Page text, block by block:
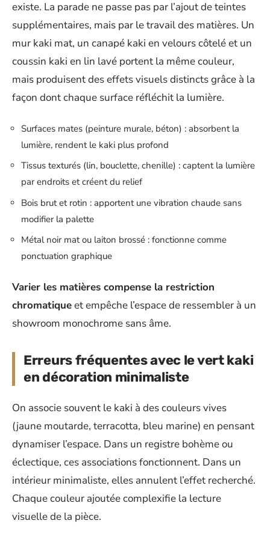
existe. La parade ne passe pas par l’ajout de teintes
supplémentaires, mais par le travail des matières. Un
mur kaki mat, un canapé kaki en velours côtelé et un
coussin kaki en lin lavé portent la même couleur,
mais produisent des effets visuels distincts grâce à la
façon dont chaque surface réfléchit la lumière.
Surfaces mates (peinture murale, béton) : absorbent la
lumière, rendent le kaki plus profond
Tissus texturés (lin, bouclette, chenille) : captent la lumière
par endroits et créent du relief
Bois brut et rotin : apportent une vibration chaude sans
modifier la palette
Métal noir mat ou laiton brossé : fonctionne comme
ponctuation graphique
Varier les matières compense la restriction
chromatiqueet empêche l’espace de ressembler à un
showroom monochrome sans âme.
Erreurs fréquentes avec le vert kaki
en décoration minimaliste
On associe souvent le kaki à des couleurs vives
(jaune moutarde, terracotta, bleu marine) en pensant
dynamiser l’espace. Dans un registre bohème ou
éclectique, ces associations fonctionnent. Dans un
intérieur minimaliste, elles annulent l’effet recherché.
Chaque couleur ajoutée complexifie la lecture
visuelle de la pièce.